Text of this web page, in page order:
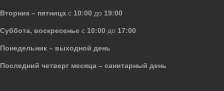
Вторник – пятница с 10:00 до 19:00
Суббота, воскресенье с 10:00 до 17:00
Понедельник – выходной день
Последний четверг месяца – санитарный день